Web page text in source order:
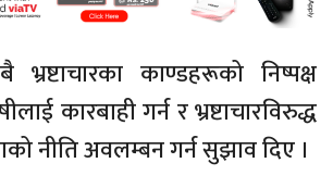
काण्डहरूको निष्पक्ष
कारबाही गर्न र भ्रष्टाचारविरुद्ध
नीति अवलम्बन गर्न सुझाव दिए ।